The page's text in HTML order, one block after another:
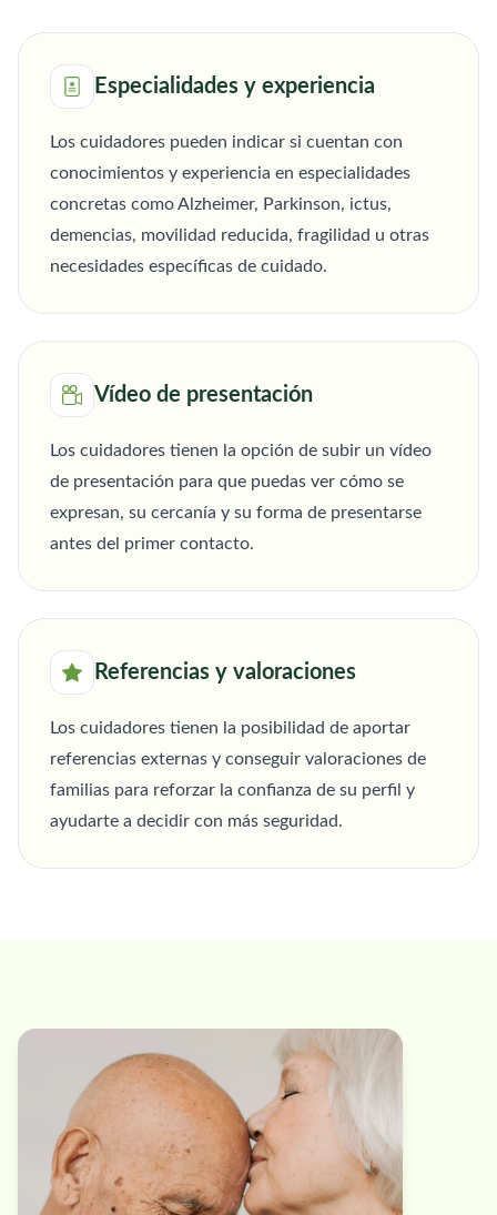
Especialidades y experiencia
Los cuidadores pueden indicar si cuentan con
conocimientos y experiencia en especialidades
concretas como Alzheimer, Parkinson, ictus,
demencias, movilidad reducida, fragilidad u otras
necesidades específicas de cuidado.
Vídeo de presentación
Los cuidadores tienen la opción de subir un vídeo
de presentación para que puedas ver cómo se
expresan, su cercanía y su forma de presentarse
antes del primer contacto.
Referencias y valoraciones
Los cuidadores tienen la posibilidad de aportar
referencias externas y conseguir valoraciones de
familias para reforzar la confianza de su perfil y
ayudarte a decidir con más seguridad.